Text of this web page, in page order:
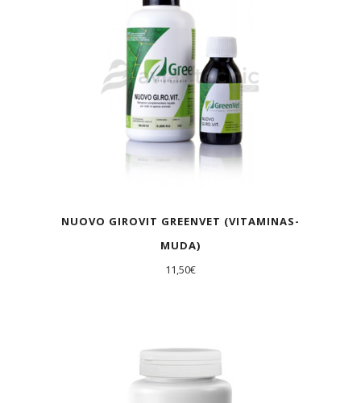
NUOVO GIROVIT GREENVET (VITAMINAS-
MUDA)
11,50€